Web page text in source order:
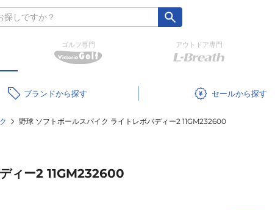
ゴルフ専門 アウトドア専門
ブランド セール
野球 ソフトボールスパイク ライトレボバディー2 11GM232600
ィー2 11GM232600